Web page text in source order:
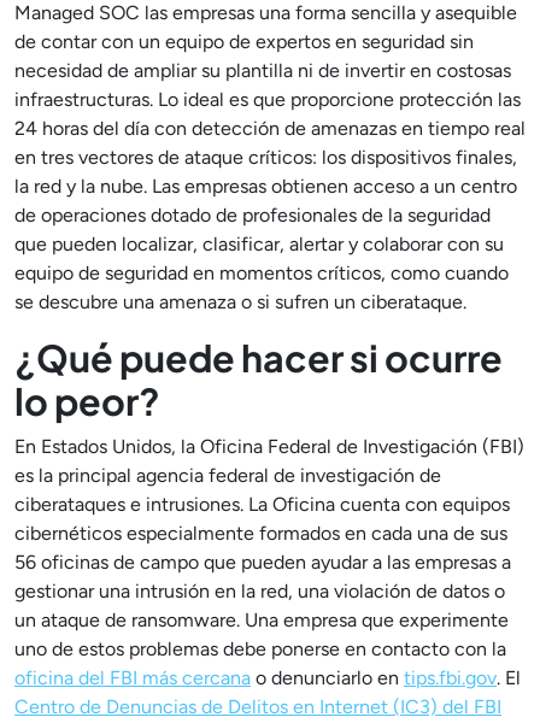
Managed SOC las empresas una forma sencilla y asequible
de contar con un equipo de expertos en seguridad sin
necesidad de ampliar su plantilla ni de invertir en costosas
infraestructuras. Lo ideal es que proporcione protección las
24 horas del día con detección de amenazas en tiempo real
en tres vectores de ataque críticos: los dispositivos finales,
la red y la nube. Las empresas obtienen acceso a un centro
de operaciones dotado de profesionales de la seguridad
que pueden localizar, clasificar, alertar y colaborar con su
equipo de seguridad en momentos críticos, como cuando
se descubre una amenaza o si sufren un ciberataque.
¿Qué puede hacer si ocurre
lo peor?
En Estados Unidos, la Oficina Federal de Investigación (FBI)
es la principal agencia federal de investigación de
ciberataques e intrusiones. La Oficina cuenta con equipos
cibernéticos especialmente formados en cada una de sus
56 oficinas de campo que pueden ayudar a las empresas a
gestionar una intrusión en la red, una violación de datos o
un ataque de ransomware. Una empresa que experimente
uno de estos problemas debe ponerse en contacto con la
oficina del FBI más cercana o denunciarlo en tips.fbi.gov. El
Centro de Denuncias de Delitos en Internet (IC3) del FBI